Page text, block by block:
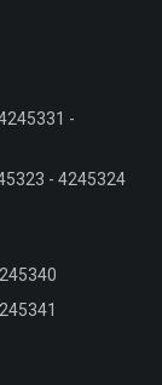
-
- 4245324